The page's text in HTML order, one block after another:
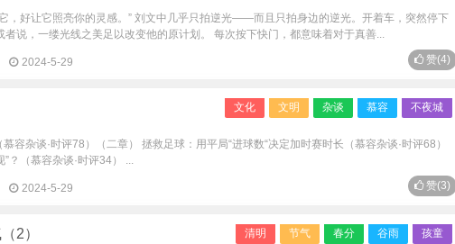
，好让它照亮你的灵感。” 刘文中几乎只拍逆光——而且只拍身边的逆光。开着车，突然停下
说，一缕光线之美足以改变他的原计划。 每次按下快门，都意味着对于真善...
2024-5-29 赞(4)
文化 文明 杂谈 慕容 不夜城
慕容杂谈·时评78）（二章） 拯救足球：用平局“进球数“决定加时赛时长（慕容杂谈·时评68）
”？（慕容杂谈·时评34） ...
2024-5-29 赞(3)
清明 节气 春分 谷雨 孩童
2）